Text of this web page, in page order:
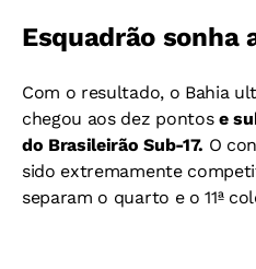
Esquadrão sonha
Com o resultado, o Bahia
chegou aos dez pontose
do Brasileirão Sub-17. O
sido extremamente
separam o quarto e o 11ª